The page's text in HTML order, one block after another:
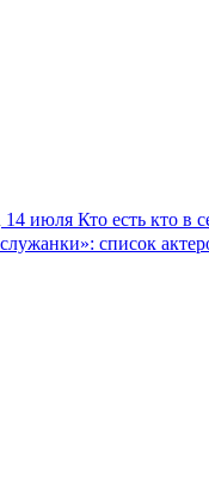
14 июля Кто есть кто в
служанки»: список